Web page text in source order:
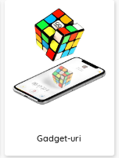
Gadget-uri